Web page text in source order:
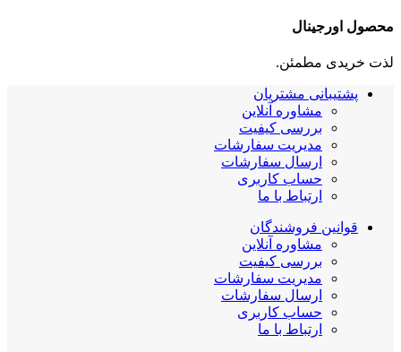
محصول اورجینال
لذت خریدی مطمئن.
پشتیبانی مشتریان
مشاوره آنلاین
بررسی کیفیت
مدیریت سفارشات
ارسال سفارشات
حساب کاربری
ارتباط با ما
قوانین فروشندگان
مشاوره آنلاین
بررسی کیفیت
مدیریت سفارشات
ارسال سفارشات
حساب کاربری
ارتباط با ما